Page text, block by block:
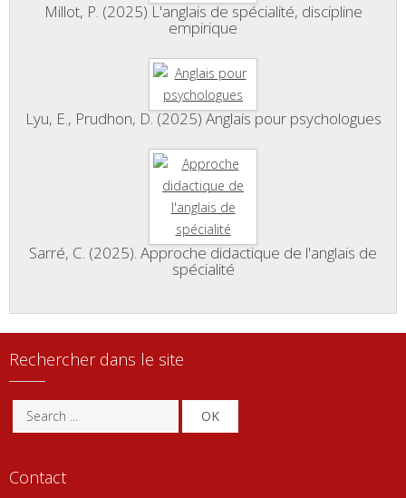
Millot, P. (2025) L'anglais de spécialité, discipline
empirique
Lyu, E., Prudhon, D. (2025) Anglais pour psychologues
Sarré, C. (2025). Approche didactique de l'anglais de
spécialité
Rechercher dans le site
OK
Contact